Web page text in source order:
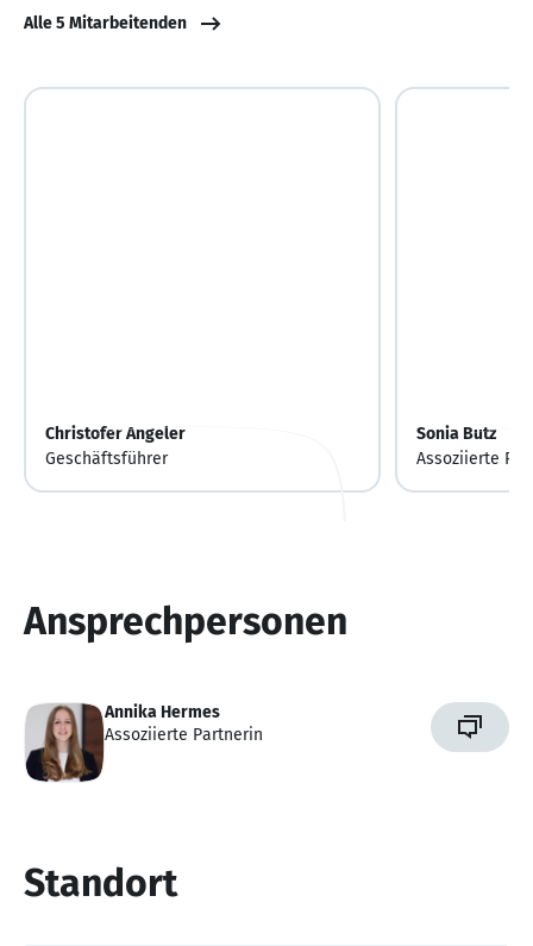
Alle 5 Mitarbeitenden
Christofer Angeler
Geschäftsführer
Sonia Butz
Assoziierte
Ansprechpersonen
Annika Hermes
Assoziierte Partnerin
Standort